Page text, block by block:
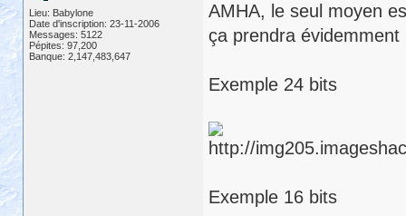
Lieu: Babylone
Date d'inscription: 23-11-2006
Messages: 5122
Pépites: 97,200
Banque: 2,147,483,647
AMHA, le seul moyen
ça prendra
Exemple 24 bits
Exemple 16 bits